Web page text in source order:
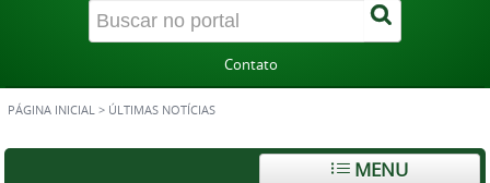
Contato
PÁGINA INICIAL > ÚLTIMAS NOTÍCIAS
MENU